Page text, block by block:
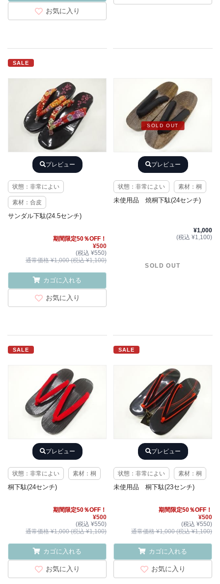
お気に入り
SALE
プレビュー
状態：非常によい
素材：合皮
サンダル下駄(24.5センチ)
期間限定50％OFF！
¥500
(税込 ¥550)
通常価格 ¥1,000 (税込 ¥1,100)
カゴに入れる
お気に入り
SOLD OUT
プレビュー
状態：非常によい 素材：桐
未使用品 焼桐下駄(24センチ)
¥1,000
(税込 ¥1,100)
SOLD OUT
SALE
プレビュー
状態：非常によい 素材：桐
桐下駄(24センチ)
期間限定50％OFF！
¥500
(税込 ¥550)
通常価格 ¥1,000 (税込 ¥1,100)
カゴに入れる
お気に入り
SALE
プレビュー
状態：非常によい 素材：桐
未使用品 桐下駄(23センチ)
期間限定50％OFF！
¥500
(税込 ¥550)
通常価格 ¥1,000 (税込 ¥1,100)
カゴに入れる
お気に入り